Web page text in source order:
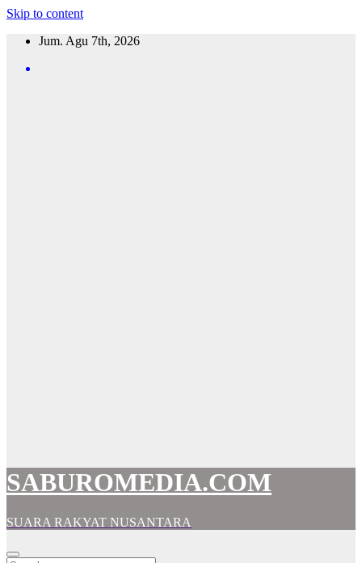
Skip to content
Jum. Agu 7th, 2026
SABUROMEDIA.COM
SUARA RAKYAT NUSANTARA